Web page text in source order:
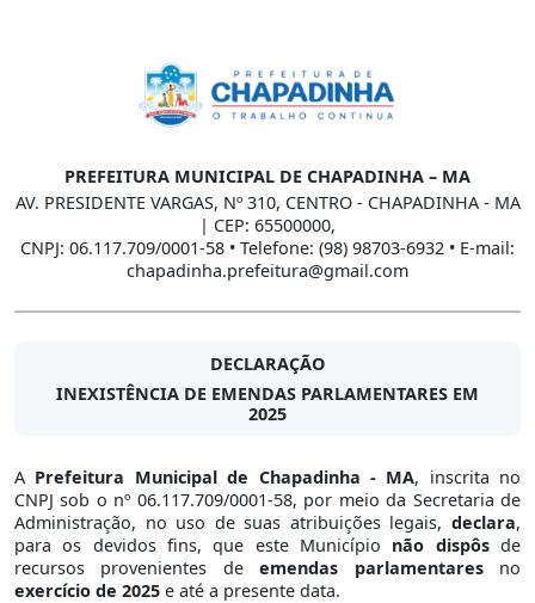
PREFEITURA MUNICIPAL DE CHAPADINHA – MA
AV. PRESIDENTE VARGAS, Nº 310, CENTRO - CHAPADINHA - MA
| CEP: 65500000,
CNPJ: 06.117.709/0001-58 • Telefone: (98) 98703-6932 • E-mail:
chapadinha.prefeitura@gmail.com
DECLARAÇÃO
INEXISTÊNCIA DE EMENDAS PARLAMENTARES EM
2025
A Prefeitura Municipal de Chapadinha - MA, inscrita no
CNPJ sob o nº 06.117.709/0001-58, por meio da Secretaria de
Administração, no uso de suas atribuições legais, declara,
para os devidos fins, que este Município não dispôsde
recursos provenientes deemendas parlamentaresno
exercício de 2025 e até a presente data.